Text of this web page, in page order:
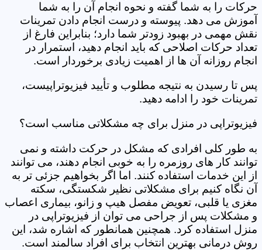
حرکات را به شما گفته و نحوه انجام آن را به شما
آموزش می دهد. پیوسته و درست انجام دادن تمرینات
نقش مهمی در بهبود زودتر شما دارد؛ بنابراین فارغ از
تعداد حرکات اصلاحی که باید انجام دهید، استمرار در
انجام روزانه آن ها از اهمیت زیادی برخوردار است.
پس تا رسیدن به نتیجه مطلوب و تأیید فیزیوتراپیست،
تمرینات خود را ادامه دهید.
فیزیوتراپی در منزل برای چه مشکلاتی مناسب است؟
به طور کلی افرادی که مشکل در حرکت داشته و نمی
توانند کار های روزمره را به خوبی انجام دهند، می توانند
از این خدمات استفاده کنند. اما اگر بخواهیم جزئی تر به
آن نگاه کنیم برای مشکلاتی نظیر شکستگی، سکته
مغزی یا قلبی، تعویض مفصل هیپ و زانو، بیماری اعصاب
و مشکلات پس از جراحی می توان از فیزیوتراپی در
منزل استفاده کرد. همچنین همانطور که اشاره شد، این
روش درمانی بهترین انتخاب برای افراد سالمند است.